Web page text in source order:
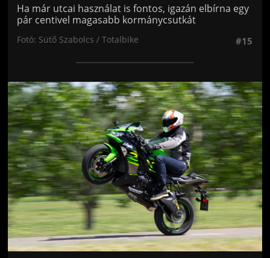
Ha már utcai használat is fontos, igazán elbírna egy
pár centivel magasabb kormánycsutkát
Fotó: Sütő Szabolcs / Totalbike #15
Jön még kép!